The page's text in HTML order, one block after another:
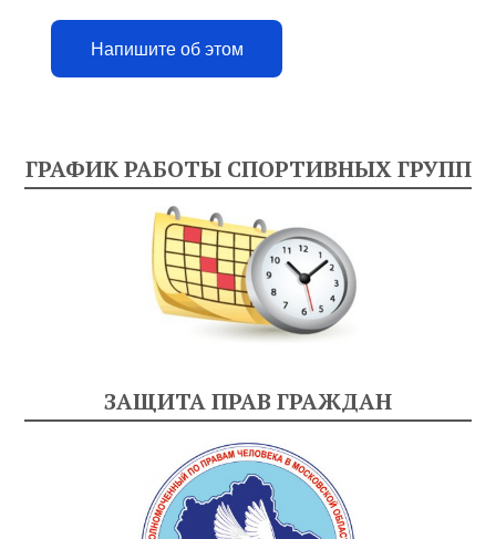
Напишите об этом
ГРАФИК РАБОТЫ СПОРТИВНЫХ ГРУПП
ЗАЩИТА ПРАВ ГРАЖДАН